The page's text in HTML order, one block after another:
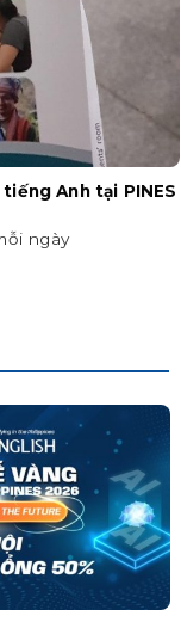
Anh tại PINES
ngày